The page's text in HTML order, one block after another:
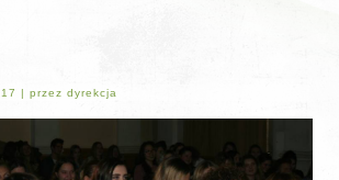
|przez dyrekcja